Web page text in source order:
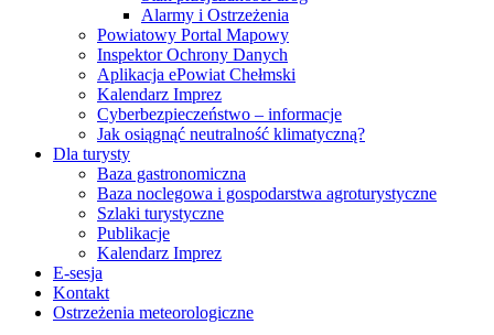
Alarmy i Ostrzeżenia
Powiatowy Portal Mapowy
Inspektor Ochrony Danych
Aplikacja ePowiat Chełmski
Kalendarz Imprez
Cyberbezpieczeństwo – informacje
Jak osiągnąć neutralność klimatyczną?
Dla turysty
Baza gastronomiczna
Baza noclegowa i gospodarstwa agroturystyczne
Szlaki turystyczne
Publikacje
Kalendarz Imprez
E-sesja
Kontakt
Ostrzeżenia meteorologiczne